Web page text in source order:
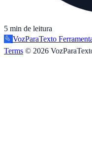
5 min de leitura
VozParaTexto
Terms © 2026